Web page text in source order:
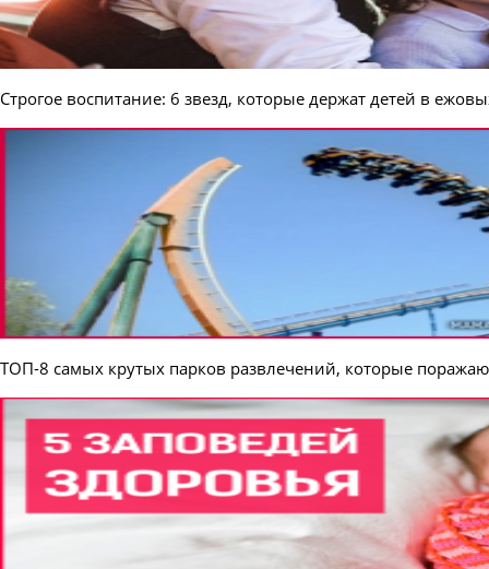
Строгое воспитание: 6 звезд, которые держат детей в
ТОП-8 самых крутых парков развлечений, которые